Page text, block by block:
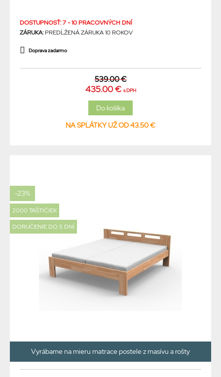
DOSTUPNOSŤ: 7 - 10 PRACOVNÝCH DNÍ
ZÁRUKA:PREDĹŽENÁ ZÁRUKA 10 ROKOV
Doprava zadarmo
539.00 €
435.00 € s DPH
NA SPLÁTKY UŽ OD 43.50 €
-23%
2000 TAŠTIČIEK
DORUČENIE DO 5 DNÍ
Vyrábame na mieru matrace postele z masívu a rošty